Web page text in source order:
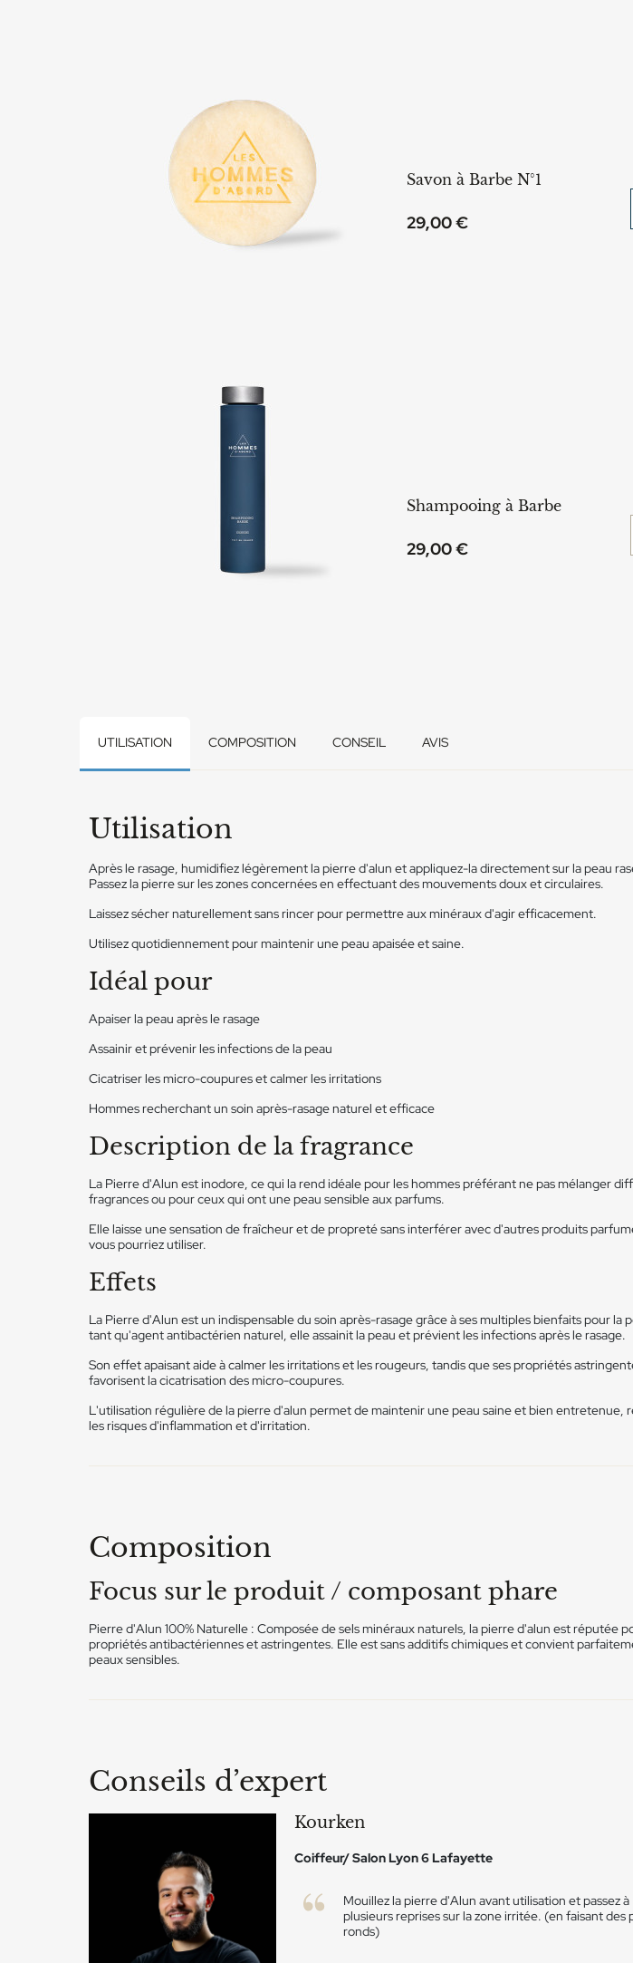
Savon à Barbe N°1
29,00 €
Shampooing à Barbe
29,00 €
UTILISATION COMPOSITION CONSEIL AVIS
Utilisation
Après le rasage, humidifiez légèrement la pierre d'alun et appliquez-la directement sur la peau
Passez la pierre sur les zones concernées en effectuant des mouvements doux et circulaires.
Laissez sécher naturellement sans rincer pour permettre aux minéraux d'agir efficacement.
Utilisez quotidiennement pour maintenir une peau apaisée et saine.
Idéal pour
Apaiser la peau après le rasage
Assainir et prévenir les infections de la peau
Cicatriser les micro-coupures et calmer les irritations
Hommes recherchant un soin après-rasage naturel et efficace
Description de la fragrance
La Pierre d'Alun est inodore, ce qui la rend idéale pour les hommes préférant ne pas mélanger
fragrances ou pour ceux qui ont une peau sensible aux parfums.
Elle laisse une sensation de fraîcheur et de propreté sans interférer avec d'autres produits
vous pourriez utiliser.
Effets
La Pierre d'Alun est un indispensable du soin après-rasage grâce à ses multiples bienfaits pour la
tant qu'agent antibactérien naturel, elle assainit la peau et prévient les infections après le rasage.
Son effet apaisant aide à calmer les irritations et les rougeurs, tandis que ses propriétés
favorisent la cicatrisation des micro-coupures.
L'utilisation régulière de la pierre d'alun permet de maintenir une peau saine et bien entretenue,
les risques d'inflammation et d'irritation.
Composition
Focus sur le produit / composant phare
Pierre d'Alun 100% Naturelle : Composée de sels minéraux naturels, la pierre d'alun est réputée
propriétés antibactériennes et astringentes. Elle est sans additifs chimiques et convient
peaux sensibles.
Conseils d’expert
Kourken
Coiffeur/ Salon Lyon 6 Lafayette
Mouillez la pierre d'Alun avant utilisation et passez à
plusieurs reprises sur la zone irritée. (en faisant des
ronds)